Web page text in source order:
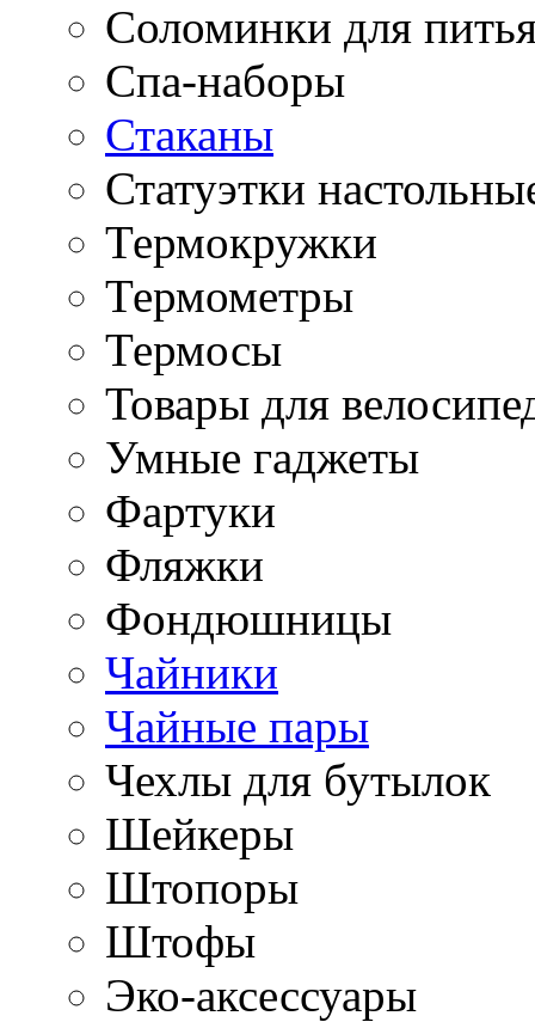
Соломинки для
Спа-наборы
Стаканы
Статуэтки
Термокружки
Термометры
Термосы
Товары для
Умные гаджеты
Фартуки
Фляжки
Фондюшницы
Чайники
Чайные пары
Чехлы для бутылок
Шейкеры
Штопоры
Штофы
Эко-аксессуары